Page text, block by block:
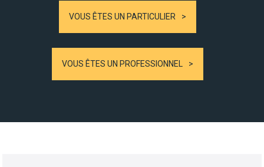
VOUS ÊTES UN PARTICULIER
VOUS ÊTES UN PROFESSIONNEL